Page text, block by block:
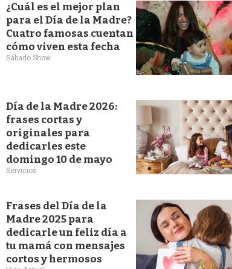
¿Cuál es el mejor plan
para el Día de la Madre?
Cuatro famosas cuentan
cómo viven esta fecha
Sábado Show
Día de la Madre 2026:
frases cortas y
originales para
dedicarles este
domingo 10 de mayo
Servicios
Frases del Día de la
Madre 2025 para
dedicarle un feliz día a
tu mamá con mensajes
cortos y hermosos